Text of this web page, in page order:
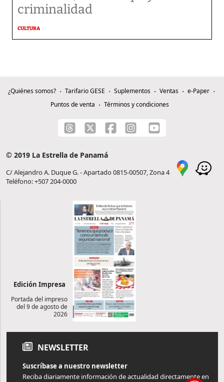
criminalidad
CULTURA
¿Quiénes somos? Tarifario GESE Suplementos Ventas
e-Paper
Puntos de venta
Términos y condiciones
© 2019 La Estrella de Panamá
C/ Alejandro A. Duque G. - Apartado 0815-00507, Zona 4
Teléfono: +507 204-0000
Edición Impresa
Portada del impreso
del 9 de agosto de
2026
NEWSLETTER
Suscríbase a nuestro newsletter
Reciba diariamente información de actualidad directamente en